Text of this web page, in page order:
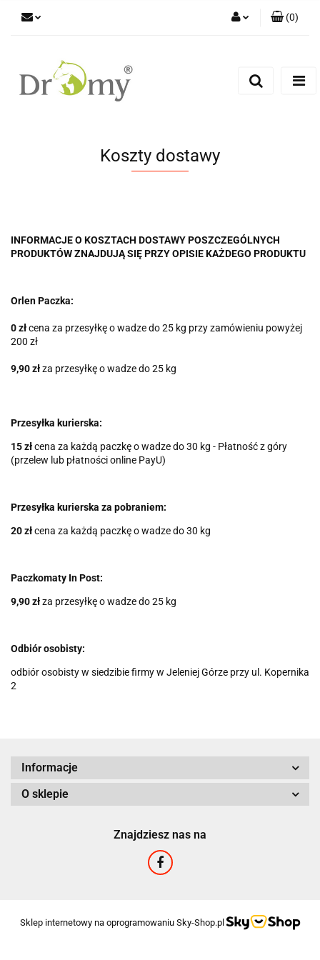
(0)
Koszty dostawy
INFORMACJE O KOSZTACH DOSTAWY POSZCZEGÓLNYCH
PRODUKTÓW ZNAJDUJĄ SIĘ PRZY OPISIE KAŻDEGO PRODUKTU
Orlen Paczka:
0 złcena za przesyłkę o wadze do 25 kg przy zamówieniu powyżej
200 zł
9,90 złza przesyłkę o wadze do 25 kg
Przesyłka kurierska:
15 złcena za każdą paczkę o wadze do 30 kg - Płatność z góry
(przelew lub płatności online PayU)
Przesyłka kurierska za pobraniem:
20 złcena za każdą paczkę o wadze do 30 kg
Paczkomaty In Post:
9,90 złza przesyłkę o wadze do 25 kg
Odbiór osobisty:
odbiór osobisty w siedzibie firmy w Jeleniej Górze przy ul. Kopernika
2
Informacje
O sklepie
Znajdziesz nas na
Sklep internetowy na oprogramowaniu Sky-Shop.pl